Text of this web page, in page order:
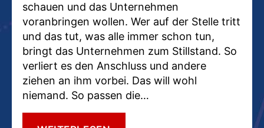
schauen und das Unternehmen
voranbringen wollen. Wer auf der Stelle tritt
und das tut, was alle immer schon tun,
bringt das Unternehmen zum Stillstand. So
verliert es den Anschluss und andere
ziehen an ihm vorbei. Das will wohl
niemand. So passen die…